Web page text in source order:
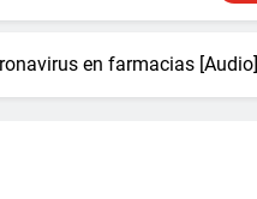
en farmacias [Audio]